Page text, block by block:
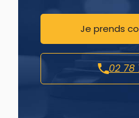
Je prends
02 78